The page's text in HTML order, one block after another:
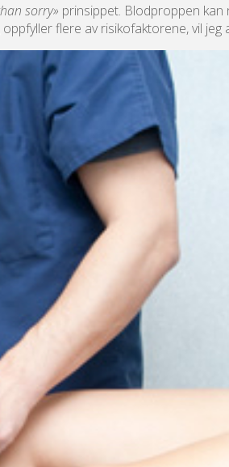
sorry» prinsippet. Blodproppen
flere av risikofaktorene, vil